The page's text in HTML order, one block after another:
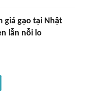
giá gạo tại Nhật
lẫn nỗi lo